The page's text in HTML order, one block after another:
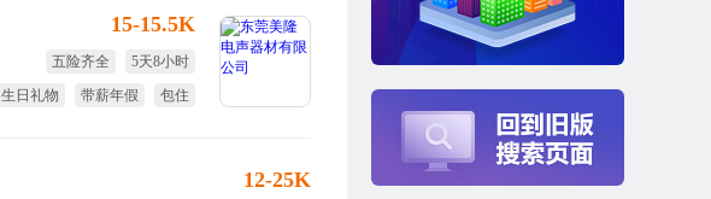
15-15.5K
五险齐全
5天8小时
生日礼物
带薪年假 包住
12-25K